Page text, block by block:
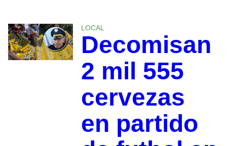
LOCAL
Decomisan
2 mil 555
cervezas
en partido